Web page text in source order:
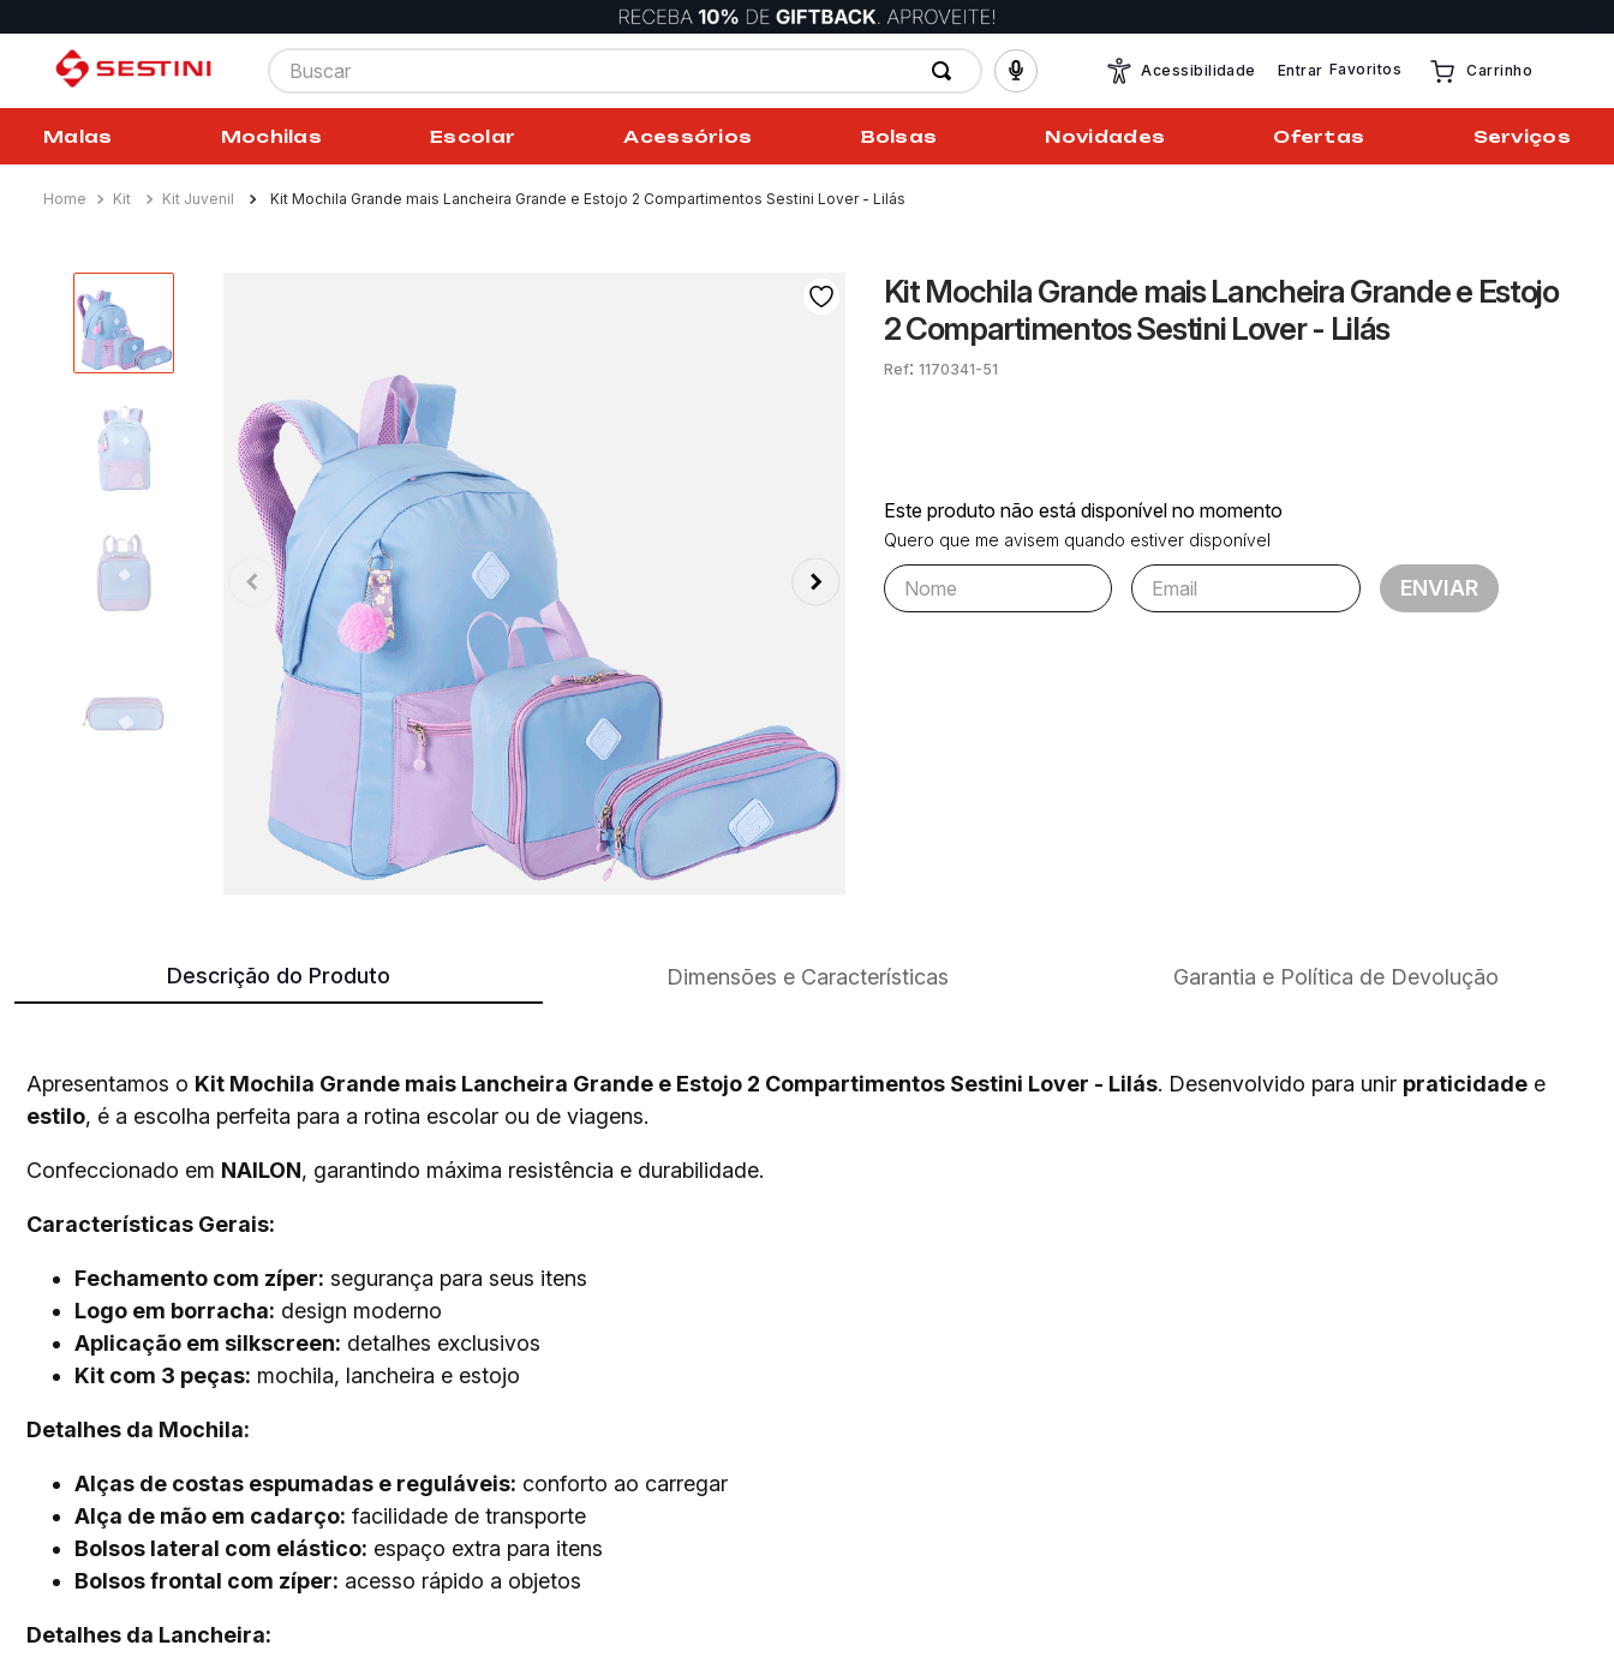
Buscar
Acessibilidade Entrar Favoritos Carrinho
Malas Mochilas Escolar Acessórios Bolsas Novidades Ofertas Serviços
Kit Kit Juvenil Kit Mochila Grande mais Lancheira Grande e Estojo 2 Compartimentos Sestini Lover - Lilás
Kit Mochila Grande mais Lancheira Grande e Estojo
2 Compartimentos Sestini Lover - Lilás
: 1170341-51
Este produto não está disponível no momento
Quero que me avisem quando estiver disponível
ENVIAR
Descrição do Produto Dimensões e Características Garantia e Política de Devolução
Apresentamos o Kit Mochila Grande mais Lancheira Grande e Estojo 2 Compartimentos Sestini Lover - Lilás. Desenvolvido para unir praticidade e
estilo, é a escolha perfeita para a rotina escolar ou de viagens.
Confeccionado em NAILON, garantindo máxima resistência e durabilidade.
Características Gerais:
Fechamento com zíper: segurança para seus itens
Logo em borracha: design moderno
Aplicação em silkscreen: detalhes exclusivos
Kit com 3 peças: mochila, lancheira e estojo
Detalhes da Mochila:
Alças de costas espumadas e reguláveis: conforto ao carregar
Alça de mão em cadarço: facilidade de transporte
Bolsos lateral com elástico: espaço extra para itens
Bolsos frontal com zíper: acesso rápido a objetos
Detalhes da Lancheira: